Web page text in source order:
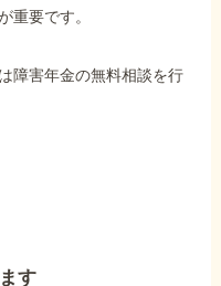
重要です。
障害年金の無料相談を行
す